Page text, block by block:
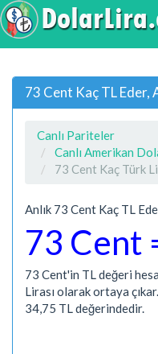
73 Cent Kaç TL Eder,
Canlı Pariteler
Canlı Amerikan
73 Cent Kaç Türk
Anlık 73 Cent Kaç TL
73 Cent
73 Cent'in TL değeri
Lirası olarak ortaya
34,75 TL değerindedir.